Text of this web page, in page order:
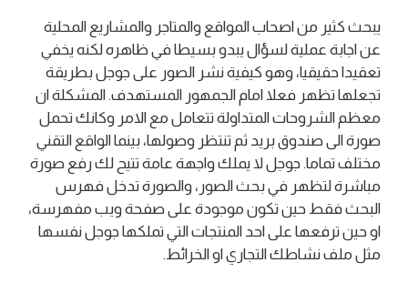
يبحث كثير من اصحاب المواقع والمتاجر والمشاريع المحلية
عن اجابة عملية لسؤال يبدو بسيطا في ظاهره لكنه يخفي
تعقيدا حقيقيا، وهو كيفية نشر الصور على جوجل بطريقة
تجعلها تظهر فعلا امام الجمهور المستهدف. المشكلة ان
معظم الشروحات المتداولة تتعامل مع الامر وكانك تحمل
صورة الى صندوق بريد ثم تنتظر وصولها، بينما الواقع التقني
مختلف تماما. جوجل لا يملك واجهة عامة تتيح لك رفع صورة
مباشرة لتظهر في بحث الصور، والصورة تدخل فهرس
البحث فقط حين تكون موجودة على صفحة ويب مفهرسة،
او حين ترفعها على احد المنتجات التي تملكها جوجل نفسها
مثل ملف نشاطك التجاري او الخرائط.